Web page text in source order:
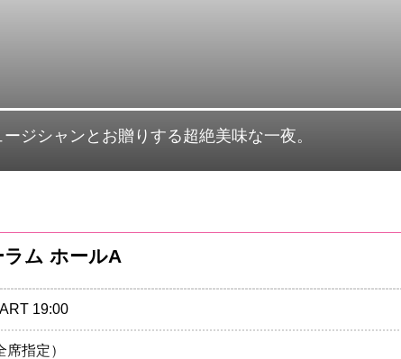
ジシャンとお贈りする超絶美味な一夜。
ム ホールA
19:00
指定）